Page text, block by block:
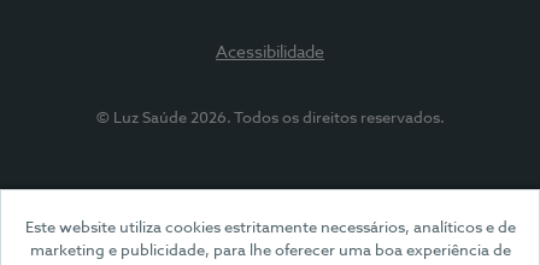
Este website utiliza cookies estritamente necessários, analíticos e de
marketing e publicidade, para lhe oferecer uma boa experiência de
Acessibilidade
© Luz Saúde 2026. Todos os direitos reservados.